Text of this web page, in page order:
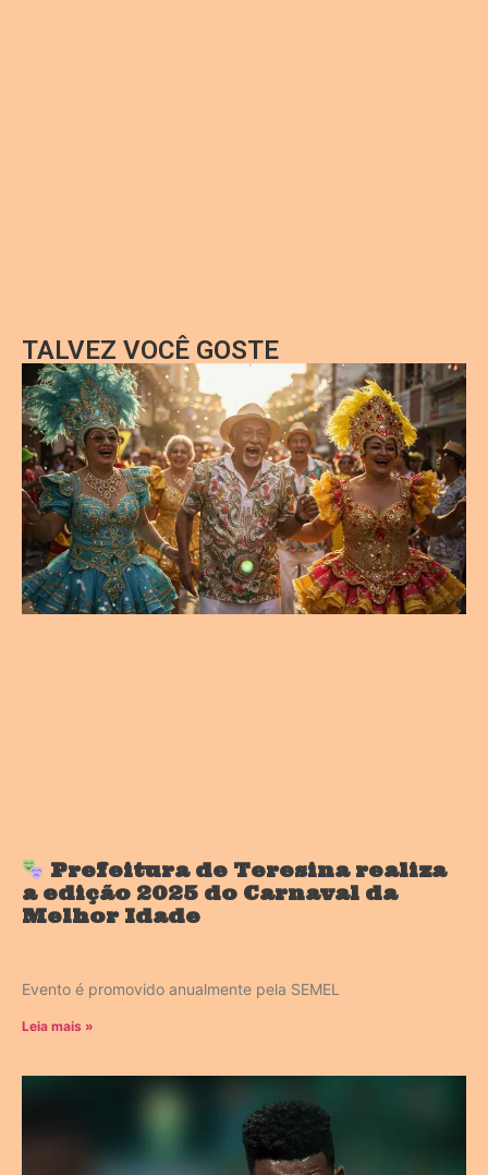
TALVEZ VOCÊ GOSTE
Prefeitura de Teresina realiza
a edição 2025 do Carnaval da
Melhor Idade
Evento é promovido anualmente pela SEMEL
Leia mais »